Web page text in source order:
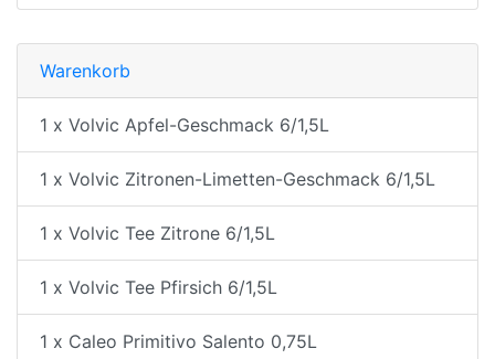
Warenkorb
1 x Volvic Apfel-Geschmack 6/1,5L
1 x Volvic Zitronen-Limetten-Geschmack 6/1,5L
1 x Volvic Tee Zitrone 6/1,5L
1 x Volvic Tee Pfirsich 6/1,5L
1 x Caleo Primitivo Salento 0,75L